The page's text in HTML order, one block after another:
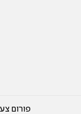
פורום